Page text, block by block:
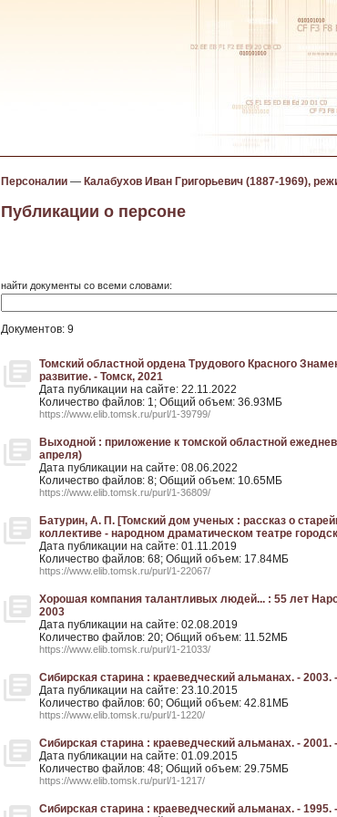
Персоналии — Калабухов Иван Григорьевич (1887-1969),
Публикации о персоне
найти документы со всеми словами:
Документов: 9
Томский областной ордена Трудового Красного
развитие. - Томск, 2021
Дата публикации на сайте: 22.11.2022
Количество файлов: 1; Общий объем: 36.93МБ
https://www.elib.tomsk.ru/purl/1-39799/
Выходной : приложение к томской областной
апреля)
Дата публикации на сайте: 08.06.2022
Количество файлов: 8; Общий объем: 10.65МБ
https://www.elib.tomsk.ru/purl/1-36809/
Батурин, А. П. [Томский дом ученых : рассказ о
коллективе - народном драматическом театре
Дата публикации на сайте: 01.11.2019
Количество файлов: 68; Общий объем: 17.84МБ
https://www.elib.tomsk.ru/purl/1-22067/
Хорошая компания талантливых людей... : 55 лет
2003
Дата публикации на сайте: 02.08.2019
Количество файлов: 20; Общий объем: 11.52МБ
https://www.elib.tomsk.ru/purl/1-21033/
Сибирская старина : краеведческий альманах. -
Дата публикации на сайте: 23.10.2015
Количество файлов: 60; Общий объем: 42.81МБ
https://www.elib.tomsk.ru/purl/1-1220/
Сибирская старина : краеведческий альманах. -
Дата публикации на сайте: 01.09.2015
Количество файлов: 48; Общий объем: 29.75МБ
https://www.elib.tomsk.ru/purl/1-1217/
Сибирская старина : краеведческий альманах. -